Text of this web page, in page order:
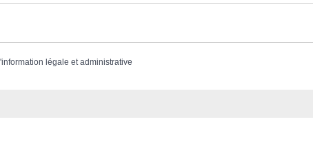
légale et administrative